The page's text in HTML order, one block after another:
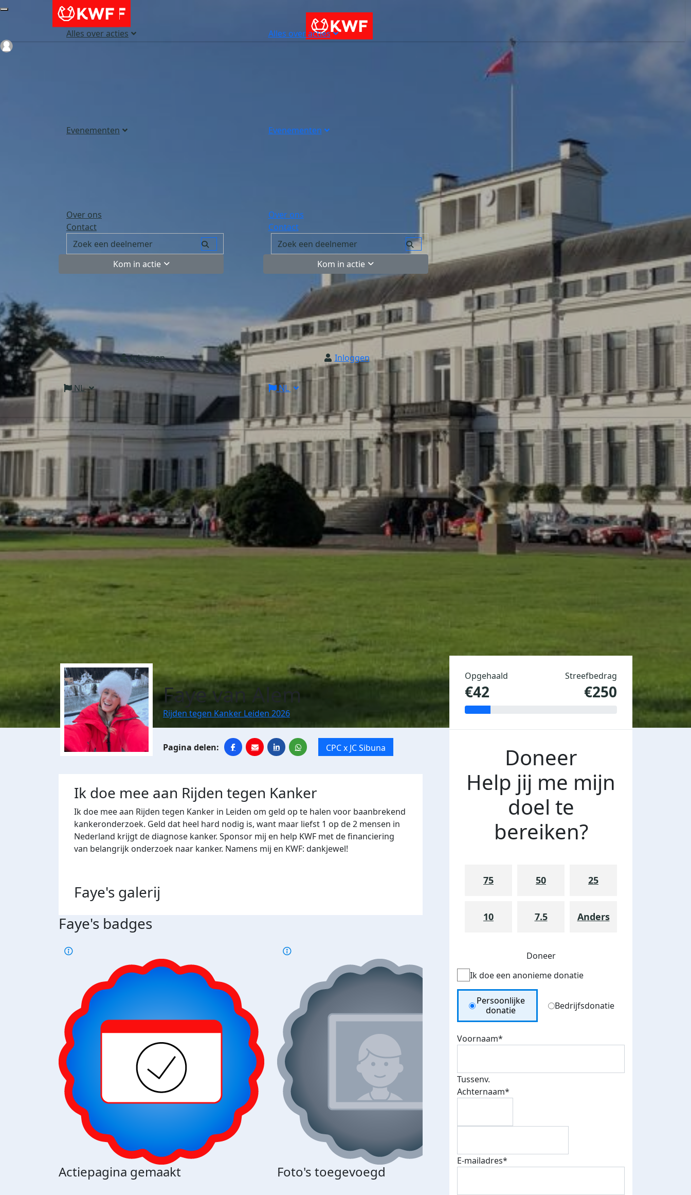
Alles over acties
Evenementen
Over ons
Contact
Kom in actie
Inloggen
NL
Alles over acties
Evenementen
Over ons
Contact
Kom in actie
Inloggen
NL
Faye van Alem
Rijden tegen Kanker Leiden 2026
CPC x JC Sibuna
Ik doe mee aan Rijden tegen Kanker
Ik doe mee aan Rijden tegen Kanker in Leiden om geld op te halen voor baanbrekend
kankeronderzoek. Geld dat heel hard nodig is, want maar liefst 1 op de 2 mensen in
Nederland krijgt de diagnose kanker. Sponsor mij en help KWF met de financiering
van belangrijk onderzoek naar kanker. Namens mij en KWF: dankjewel!
Faye's galerij
Faye's badges
Actiepagina gemaakt Foto's toegevoegd E-mails verstuurd
Top fondsenwerver
Opgehaald
€42
Streefbedrag
€250
Doneer
Help jij me mijn
doel te
bereiken?
75 50 25
10 7.5 Anders
Doneer
Ik doe een anonieme donatie
Donation Type
Persoonlijke
donatie
Bedrijfsdonatie
Voornaam*
Tussenv.
Achternaam*
E-mailadres*